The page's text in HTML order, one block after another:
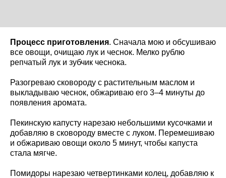
Процесс приготовления. Сначала мою и обсушиваю
все овощи, очищаю лук и чеснок. Мелко рублю
репчатый лук и зубчик чеснока.
Разогреваю сковороду с растительным маслом и
выкладываю чеснок, обжариваю его 3–4 минуты до
появления аромата.
Пекинскую капусту нарезаю небольшими кусочками и
добавляю в сковороду вместе с луком. Перемешиваю
и обжариваю овощи около 5 минут, чтобы капуста
стала мягче.
Помидоры нарезаю четвертинками колец, добавляю к